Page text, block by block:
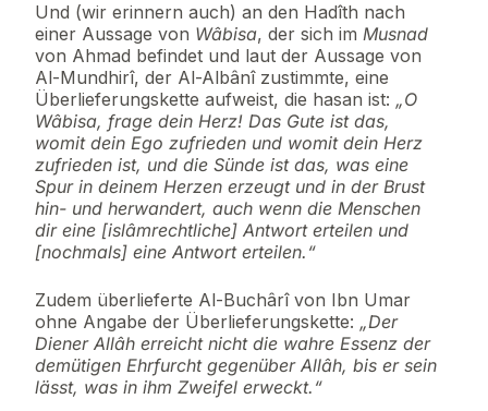
Und (wir erinnern auch) an den Hadîth nach
einer Aussage von Wâbisa, der sich im Musnad
von Ahmad befindet und laut der Aussage von
Al-Mundhirî, der Al-Albânî zustimmte, eine
Überlieferungskette aufweist, die hasan ist: „O
Wâbisa, frage dein Herz! Das Gute ist das,
womit dein Ego zufrieden und womit dein Herz
zufrieden ist, und die Sünde ist das, was eine
Spur in deinem Herzen erzeugt und in der Brust
hin- und herwandert, auch wenn die Menschen
dir eine [islâmrechtliche] Antwort erteilen und
[nochmals] eine Antwort erteilen.“
Zudem überlieferte Al-Buchârî von Ibn Umar
ohne Angabe der Überlieferungskette: „Der
Diener Allâh erreicht nicht die wahre Essenz der
demütigen Ehrfurcht gegenüber Allâh, bis er sein
lässt, was in ihm Zweifel erweckt.“